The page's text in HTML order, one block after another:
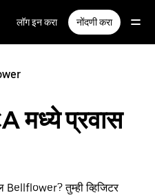
लॉग इन करा नोंदणी करा
मध्ये प्रवास
Bellflower? तुम्ही व्हिजिटर